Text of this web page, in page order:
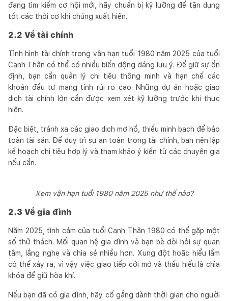
đang tìm kiếm cơ hội mới, hãy chuẩn bị kỹ lưỡng để tận dụng
tốt các thời cơ khi chúng xuất hiện.
2.2 Về tài chính
Tình hình tài chính trong vận hạn tuổi 1980 năm 2025 của tuổi
Canh Thân có thể có nhiều biến động đáng lưu ý. Để giữ sự ổn
định, bạn cần quản lý chi tiêu thông minh và hạn chế các
khoản đầu tư mang tính rủi ro cao. Những dự án hoặc giao
dịch tài chính lớn cần được xem xét kỹ lưỡng trước khi thực
hiện.
Đặc biệt, tránh xa các giao dịch mơ hồ, thiếu minh bạch để bảo
toàn tài sản. Để duy trì sự an toàn trong tài chính, bạn nên lập
kế hoạch chi tiêu hợp lý và tham khảo ý kiến từ các chuyên gia
nếu cần.
Xem vận hạn tuổi 1980 năm 2025 như thế nào?
2.3 Về gia đình
Năm 2025, tình cảm của tuổi Canh Thân 1980 có thể gặp một
số thử thách. Mối quan hệ gia đình và bạn bè đòi hỏi sự quan
tâm, lắng nghe và chia sẻ nhiều hơn. Xung đột hoặc hiểu lầm
có thể xảy ra, vì vậy việc giao tiếp cởi mở và thấu hiểu là chìa
khóa để giữ hòa khí.
Nếu bạn đã có gia đình, hãy cố gắng dành thời gian cho người